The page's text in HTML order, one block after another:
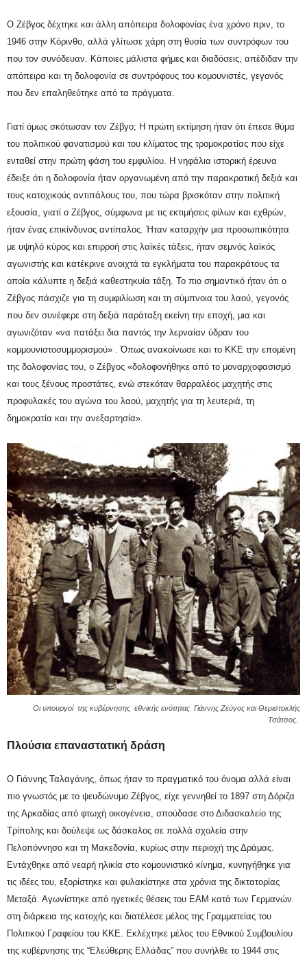
Ο Ζέβγος δέχτηκε και άλλη απόπειρα δολοφονίας ένα χρόνο πριν, το
1946 στην Κόρινθο, αλλά γλίτωσε χάρη στη θυσία των συντρόφων του
που τον συνόδευαν. Κάποιες μάλιστα φήμες και διαδόσεις, απέδιδαν την
απόπειρα και τη δολοφονία σε συντρόφους του κομουνιστές, γεγονός
που δεν επαληθεύτηκε από τα πράγματα.
Γιατί όμως σκότωσαν τον Ζέβγο; Η πρώτη εκτίμηση ήταν ότι έπεσε θύμα
του πολιτικού φανατισμού και του κλίματος της τρομοκρατίας που είχε
ενταθεί στην πρώτη φάση του εμφυλίου. Η νηφάλια ιστορική έρευνα
έδειξε ότι η δολοφονία ήταν οργανωμένη από την παρακρατική δεξιά και
τους κατοχικούς αντιπάλους του, που τώρα βρισκόταν στην πολιτική
εξουσία, γιατί ο Ζέβγος, σύμφωνα με τις εκτιμήσεις φίλων και εχθρών,
ήταν ένας επικίνδυνος αντίπαλος. Ήταν καταρχήν μια προσωπικότητα
με υψηλό κύρος και επιρροή στις λαϊκές τάξεις, ήταν σεμνός λαϊκός
αγωνιστής και κατέκρινε ανοιχτά τα εγκλήματα του παρακράτους τα
οποία κάλυπτε η δεξιά καθεστηκυία τάξη. Το πιο σημαντικό ήταν ότι ο
Ζέβγος πάσχιζε για τη συμφιλίωση και τη σύμπνοια του λαού, γεγονός
που δεν συνέφερε στη δεξιά παράταξη εκείνη την εποχή, μια και
αγωνιζόταν «να πατάξει δια παντός την λερναίαν ύδραν του
κομμουνιστοσυμμορισμού» . Όπως ανακοίνωσε και το ΚΚΕ την επομένη
της δολοφονίας του, ο Ζέβγος «δολοφονήθηκε από το μοναρχοφασισμό
και τους ξένους προστάτες, ενώ στεκόταν θαρραλέος μαχητής στις
προφυλακές του αγώνα του λαού, μαχητής για τη λευτεριά, τη
δημοκρατία και την ανεξαρτησία».
Οι υπουργοί της κυβέρνησης εθνικής ενότητας Γιάννης Ζεύγος και Θεμιστοκλής
Τσάτσος.
Πλούσια επαναστατική δράση
Ο Γιάννης Ταλαγάνης, όπως ήταν το πραγματικό του όνομα αλλά είναι
πιο γνωστός με το ψευδώνυμο Ζέβγος, είχε γεννηθεί το 1897 στη Δόριζα
της Αρκαδίας από φτωχή οικογένεια, σπούδασε στο Διδασκαλείο της
Τρίπολης και δούλεψε ως δάσκαλος σε πολλά σχολεία στην
Πελοπόννησο και τη Μακεδονία, κυρίως στην περιοχή της Δράμας.
Εντάχθηκε από νεαρή ηλικία στο κομουνιστικό κίνημα, κυνηγήθηκε για
τις ιδέες του, εξορίστηκε και φυλακίστηκε στα χρόνια της δικτατορίας
Μεταξά. Αγωνίστηκε από ηγετικές θέσεις του ΕΑΜ κατά των Γερμανών
στη διάρκεια της κατοχής και διατέλεσε μέλος της Γραμματείας του
Πολιτικού Γραφείου του ΚΚΕ. Εκλέχτηκε μέλος του Εθνικού Συμβουλίου
της κυβέρνησης της “Ελεύθερης Ελλάδας” που συνήλθε το 1944 στις